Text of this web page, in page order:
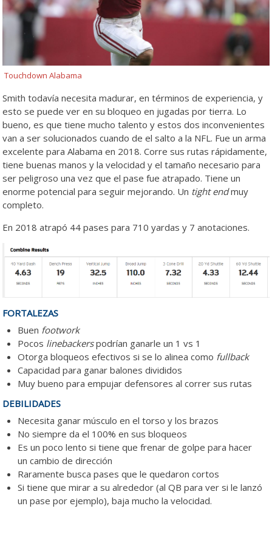
Touchdown Alabama
Smith todavía necesita madurar, en términos de experiencia, y
esto se puede ver en su bloqueo en jugadas por tierra. Lo
bueno, es que tiene mucho talento y estos dos inconvenientes
van a ser solucionados cuando de el salto a la NFL. Fue un arma
excelente para Alabama en 2018. Corre sus rutas rápidamente,
tiene buenas manos y la velocidad y el tamaño necesario para
ser peligroso una vez que el pase fue atrapado. Tiene un
enorme potencial para seguir mejorando. Un tight endmuy
completo.
En 2018 atrapó 44 pases para 710 yardas y 7 anotaciones.
FORTALEZAS
Buen footwork
Pocos linebackerspodrían ganarle un 1 vs 1
Otorga bloqueos efectivos si se lo alinea como fullback
Capacidad para ganar balones divididos
Muy bueno para empujar defensores al correr sus rutas
DEBILIDADES
Necesita ganar músculo en el torso y los brazos
No siempre da el 100% en sus bloqueos
Es un poco lento si tiene que frenar de golpe para hacer
un cambio de dirección
Raramente busca pases que le quedaron cortos
Si tiene que mirar a su alrededor (al QB para ver si le lanzó
un pase por ejemplo), baja mucho la velocidad.